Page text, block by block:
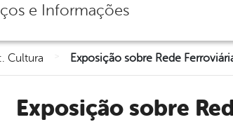
principal de navegação
e Informações
Cultura
Exposição sobre